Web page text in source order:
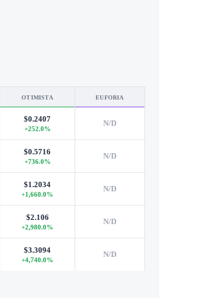
OTIMISTA EUFORIA
$0.2407
+252.0%
N/D
$0.5716
+736.0%
N/D
$1.2034
+1,660.0%
N/D
$2.106
+2,980.0%
N/D
$3.3094
+4,740.0%
N/D